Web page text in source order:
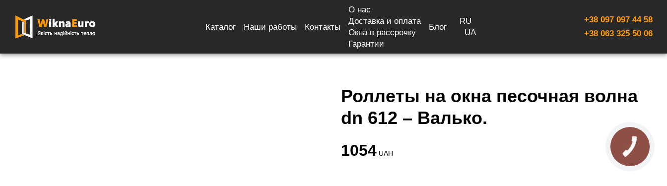
Каталог Наши работы Контакты
О нас
Доставка и оплата
Окна в рассрочку
Гарантии
Блог
RU
UA
+38 097 097 44 58
+38 063 325 50 06
Главная страница»Каталог Роллеты на окна песочная волна dn 612 – Валько.
Роллеты на окна песочная волна
dn 612 – Валько.
1054 UAH